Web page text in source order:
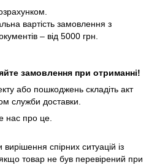
вартість замовлення з
– від 5000 грн.
замовлення при отриманні!
або пошкоджень складіть акт
служби доставки.
нас про це.
спірних ситуацій із
товар не був перевірений при